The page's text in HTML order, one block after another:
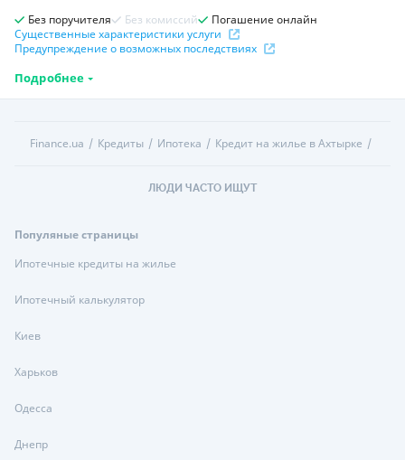
Без поручителя Без комиссий
Погашение онлайн
Существенные характеристики услуги
Предупреждение о возможных последствиях
Подробнее
Finance.ua Кредиты Ипотека Кредит на жилье в Ахтырке
ЛЮДИ ЧАСТО ИЩУТ
Популяные страницы
Ипотечные кредиты на жилье
Ипотечный калькулятор
Киев
Харьков
Одесса
Днепр